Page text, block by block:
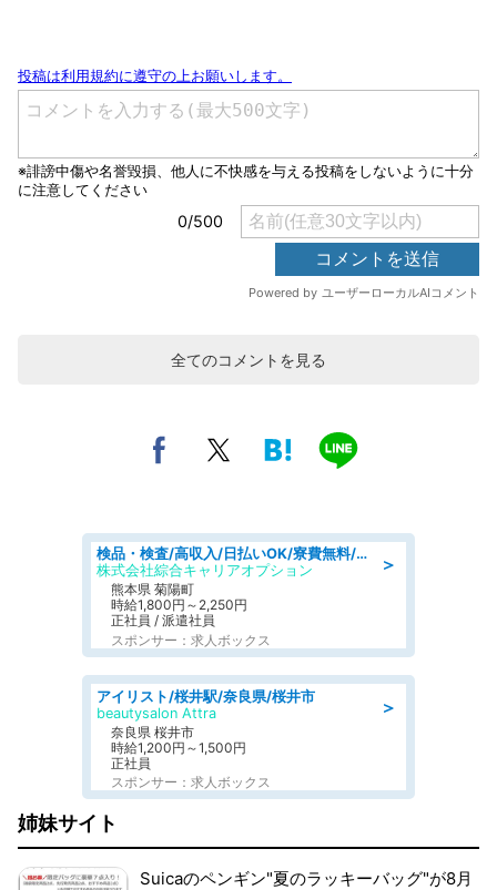
全てのコメントを見る
＞
検品・検査/高収入/日払いOK/寮費無料/日勤/20・30・40代活躍中
株式会社綜合キャリアオプション
熊本県 菊陽町
時給1,800円～2,250円
正社員 / 派遣社員
スポンサー：求人ボックス
＞
アイリスト/桜井駅/奈良県/桜井市
beautysalon Attra
奈良県 桜井市
時給1,200円～1,500円
正社員
スポンサー：求人ボックス
姉妹サイト
Suicaのペンギン"夏のラッキーバッグ"が8月